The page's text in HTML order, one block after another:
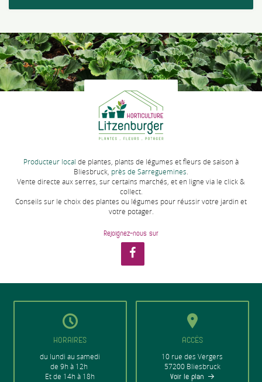
Producteur local de plantes, plants de légumes et fleurs de saison à
Bliesbruck, près de Sarreguemines.
Vente directe aux serres, sur certains marchés, et en ligne via le click &
collect.
Conseils sur le choix des plantes ou légumes pour réussir votre jardin et
votre potager.
Rejoignez-nous sur
HORAIRES
du lundi au samedi
de 9h à 12h
Et de 14h à 18h
ACCÈS
10 rue des Vergers
57200 Bliesbruck
Voir le plan